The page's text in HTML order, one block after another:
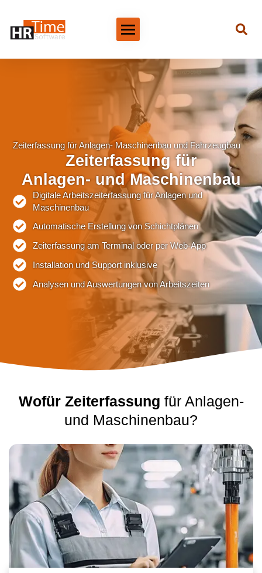
Zeiterfassung für Anlagen- Maschinenbau und Fahrzeugbau
Zeiterfassung für
Anlagen- und Maschinenbau
Digitale Arbeitszeiterfassung für Anlagen und
Maschinenbau
Automatische Erstellung von Schichtplänen
Zeiterfassung am Terminal oder per Web-App
Installation und Support inklusive
Analysen und Auswertungen von Arbeitszeiten
Wofür Zeiterfassung für Anlagen-
und Maschinenbau?